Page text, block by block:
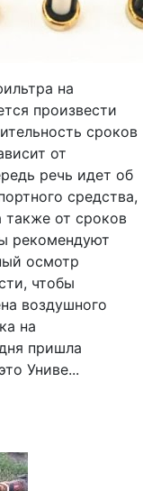
на
произвести
сроков
от
речь идет об
средства,
от сроков
рекомендуют
осмотр
чтобы
воздушного
на
пришла
Униве...